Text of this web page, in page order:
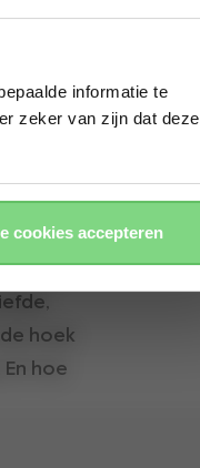
informatie te
zeker van zijn dat deze
cookies accepteren
people,
hoek
hoe